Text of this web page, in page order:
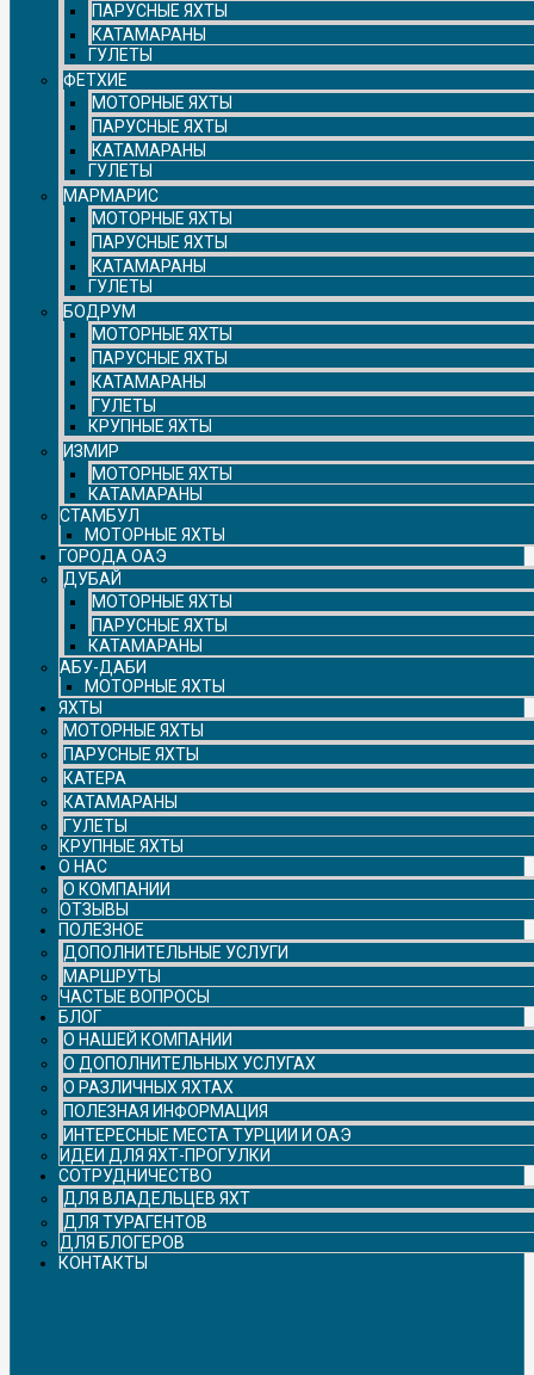
ПАРУСНЫЕ ЯХТЫ
КАТАМАРАНЫ
ГУЛЕТЫ
ФЕТХИЕ
МОТОРНЫЕ ЯХТЫ
ПАРУСНЫЕ ЯХТЫ
КАТАМАРАНЫ
ГУЛЕТЫ
МАРМАРИС
МОТОРНЫЕ ЯХТЫ
ПАРУСНЫЕ ЯХТЫ
КАТАМАРАНЫ
ГУЛЕТЫ
БОДРУМ
МОТОРНЫЕ ЯХТЫ
ПАРУСНЫЕ ЯХТЫ
КАТАМАРАНЫ
ГУЛЕТЫ
КРУПНЫЕ ЯХТЫ
ИЗМИР
МОТОРНЫЕ ЯХТЫ
КАТАМАРАНЫ
СТАМБУЛ
МОТОРНЫЕ ЯХТЫ
ГОРОДА ОАЭ
ДУБАЙ
МОТОРНЫЕ ЯХТЫ
ПАРУСНЫЕ ЯХТЫ
КАТАМАРАНЫ
АБУ-ДАБИ
МОТОРНЫЕ ЯХТЫ
ЯХТЫ
МОТОРНЫЕ ЯХТЫ
ПАРУСНЫЕ ЯХТЫ
КАТЕРА
КАТАМАРАНЫ
ГУЛЕТЫ
КРУПНЫЕ ЯХТЫ
О НАС
О КОМПАНИИ
ОТЗЫВЫ
ПОЛЕЗНОЕ
ДОПОЛНИТЕЛЬНЫЕ УСЛУГИ
МАРШРУТЫ
ЧАСТЫЕ ВОПРОСЫ
БЛОГ
О НАШЕЙ КОМПАНИИ
О ДОПОЛНИТЕЛЬНЫХ УСЛУГАХ
О РАЗЛИЧНЫХ ЯХТАХ
ПОЛЕЗНАЯ ИНФОРМАЦИЯ
ИНТЕРЕСНЫЕ МЕСТА ТУРЦИИ И ОАЭ
ИДЕИ ДЛЯ ЯХТ-ПРОГУЛКИ
СОТРУДНИЧЕСТВО
ДЛЯ ВЛАДЕЛЬЦЕВ ЯХТ
ДЛЯ ТУРАГЕНТОВ
ДЛЯ БЛОГЕРОВ
КОНТАКТЫ